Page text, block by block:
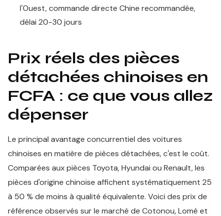
l'Ouest, commande directe Chine recommandée,
délai 20-30 jours
Prix réels des pièces
détachées chinoises en
FCFA : ce que vous allez
dépenser
Le principal avantage concurrentiel des voitures
chinoises en matière de pièces détachées, c'est le coût.
Comparées aux pièces Toyota, Hyundai ou Renault, les
pièces d'origine chinoise affichent systématiquement 25
à 50 % de moins à qualité équivalente. Voici des prix de
référence observés sur le marché de Cotonou, Lomé et